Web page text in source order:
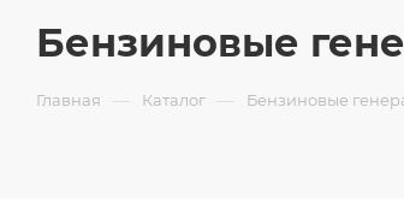
Бензиновые
Главная — Каталог — Бензиновые